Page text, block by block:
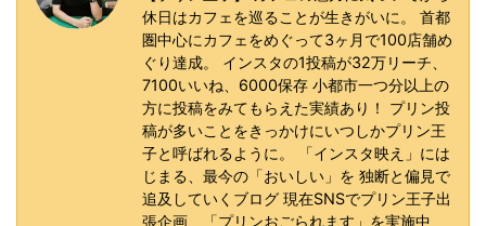
休日はカフェを巡ることが生きがいに。 首都
圏中心にカフェをめぐって3ヶ月で100店舗め
ぐり達成。 インスタの1投稿が32万リーチ、
7100いいね、6000保存 小都市一つ分以上の
方に投稿をみてもらえた実績あり！ プリン投
稿が多いことをきっかけにいつしかプリン王
子と呼ばれるように。 「インスタ映え」には
じまる、最今の「おいしい」を 独断と偏見で
追及していくブログ 現在SNSでプリン王子出
張企画、「プリンおごられます」を実施中